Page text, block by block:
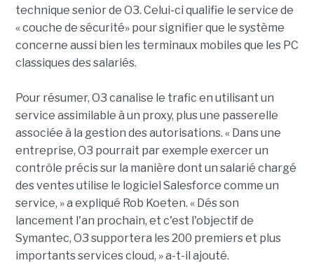
technique senior de O3. Celui-ci qualifie le service de
« couche de sécurité» pour signifier que le système
concerne aussi bien les terminaux mobiles que les PC
classiques des salariés.
Pour résumer, O3 canalise le trafic en utilisant un
service assimilable à un proxy, plus une passerelle
associée à la gestion des autorisations. « Dans une
entreprise, O3 pourrait par exemple exercer un
contrôle précis sur la manière dont un salarié chargé
des ventes utilise le logiciel Salesforce comme un
service, » a expliqué Rob Koeten. « Dés son
lancement l'an prochain, et c'est l'objectif de
Symantec, O3 supportera les 200 premiers et plus
importants services cloud, » a-t-il ajouté.